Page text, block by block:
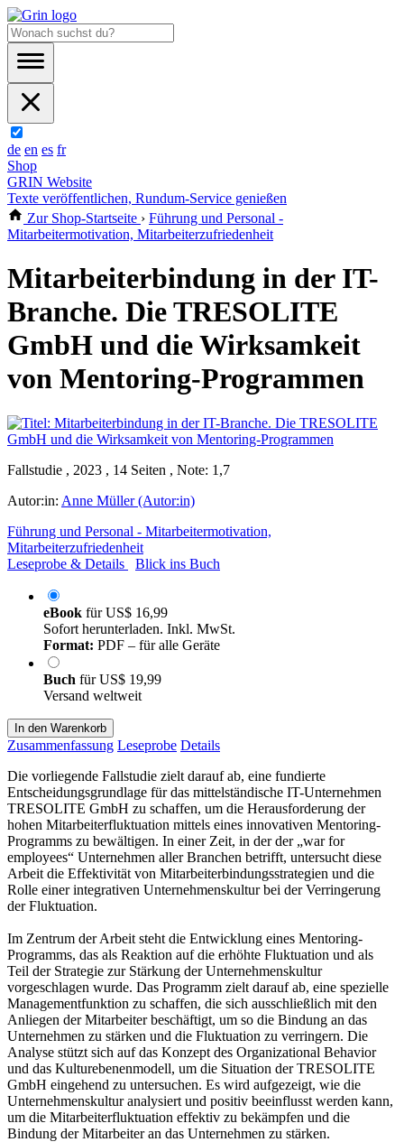
de en es fr
Shop
GRIN Website
Texte veröffentlichen, Rundum-Service genießen
Zur Shop-Startseite › Führung und Personal -
Mitarbeitermotivation, Mitarbeiterzufriedenheit
Mitarbeiterbindung in der IT-
Branche. Die TRESOLITE
GmbH und die Wirksamkeit
von Mentoring-Programmen
Fallstudie , 2023 , 14 Seiten , Note: 1,7
Autor:in: Anne Müller (Autor:in)
Führung und Personal - Mitarbeitermotivation,
Mitarbeiterzufriedenheit
Leseprobe & Details
Blick ins Buch
eBook fürUS$ 16,99
Sofort herunterladen. Inkl. MwSt.
Format: PDF – für alle Geräte
Buch fürUS$ 19,99
Versand weltweit
In den Warenkorb
Zusammenfassung Leseprobe Details
Die vorliegende Fallstudie zielt darauf ab, eine fundierte
Entscheidungsgrundlage für das mittelständische IT-Unternehmen
TRESOLITE GmbH zu schaffen, um die Herausforderung der
hohen Mitarbeiterfluktuation mittels eines innovativen Mentoring-
Programms zu bewältigen. In einer Zeit, in der der „war for
employees“ Unternehmen aller Branchen betrifft, untersucht diese
Arbeit die Effektivität von Mitarbeiterbindungsstrategien und die
Rolle einer integrativen Unternehmenskultur bei der Verringerung
der Fluktuation.
Im Zentrum der Arbeit steht die Entwicklung eines Mentoring-
Programms, das als Reaktion auf die erhöhte Fluktuation und als
Teil der Strategie zur Stärkung der Unternehmenskultur
vorgeschlagen wurde. Das Programm zielt darauf ab, eine spezielle
Managementfunktion zu schaffen, die sich ausschließlich mit den
Anliegen der Mitarbeiter beschäftigt, um so die Bindung an das
Unternehmen zu stärken und die Fluktuation zu verringern. Die
Analyse stützt sich auf das Konzept des Organizational Behavior
und das Kulturebenenmodell, um die Situation der TRESOLITE
GmbH eingehend zu untersuchen. Es wird aufgezeigt, wie die
Unternehmenskultur analysiert und positiv beeinflusst werden kann,
um die Mitarbeiterfluktuation effektiv zu bekämpfen und die
Bindung der Mitarbeiter an das Unternehmen zu stärken.